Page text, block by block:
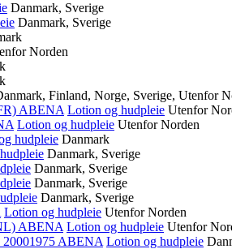
Danmark, Sverige
Danmark, Sverige
Norden
Finland, Norge, Sverige, Utenfor
ABENA Lotion og hudpleie Utenfor
Lotion og hudpleie Utenfor Norden
hudpleie Danmark
Danmark, Sverige
Danmark, Sverige
Danmark, Sverige
Danmark, Sverige
Lotion og hudpleie Utenfor Norden
ABENA Lotion og hudpleie Utenfor
ABENA Lotion og hudpleie